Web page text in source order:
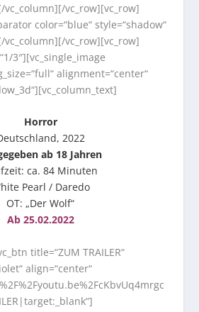
vc_column][/vc_row][vc_row]
color=“blue“ style=“shadow“
vc_column][/vc_row][vc_row]
3″][vc_single_image
alignment=“center“
Horror
2022
ab 18 Jahren
ca. 84 Minuten
Pearl / Daredo
OT: „Der Wolf“
Ab 25.02.2022
title=“ZUM TRAILER“
align=“center“